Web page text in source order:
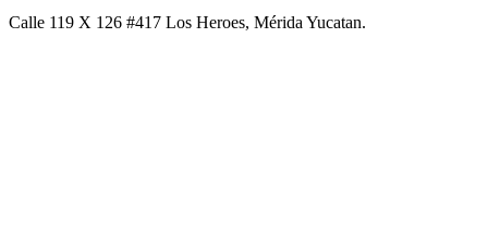
Calle 119 X 126 #417 Los Heroes, Mérida Yucatan.